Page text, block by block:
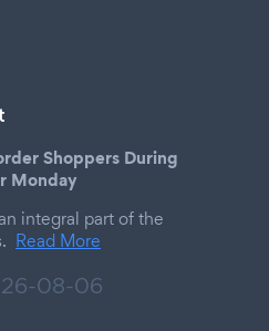
Shoppers During
Monday
integral part of the
Read More
08-06